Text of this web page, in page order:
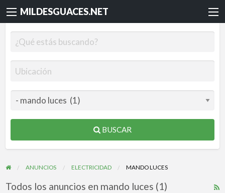
MILDESGUACES.NET
BUSCAR
ANUNCIOS ELECTRICIDAD MANDO LUCES
Todos los anuncios en mando luces (1)